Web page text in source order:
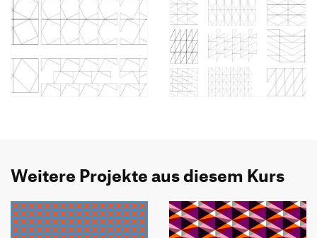
Weitere Projekte aus diesem Kurs